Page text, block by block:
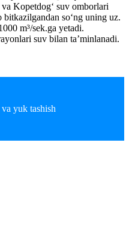
Kopetdogʻ suv omborlari
soʻng uning uz.
m³/sek.ga yetadi.
suv bilan taʼminlanadi.
yuk tashish